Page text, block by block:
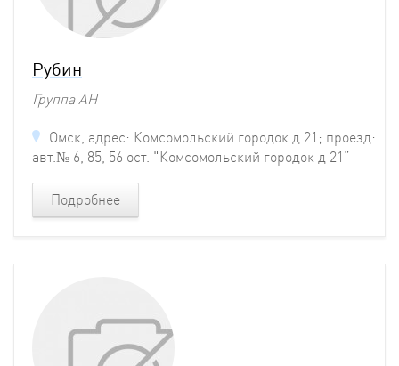
Рубин
Группа АН
Омск, адрес: Комсомольский городок д 21; проезд:
авт.№ 6, 85, 56 ост. "Комсомольский городок д 21”
Подробнее